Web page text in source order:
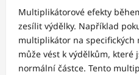
Multiplikátorové efekty
zesílit výdělky. Například
multiplikátor na
může vést k výdělkům, které
normální částce. Tento